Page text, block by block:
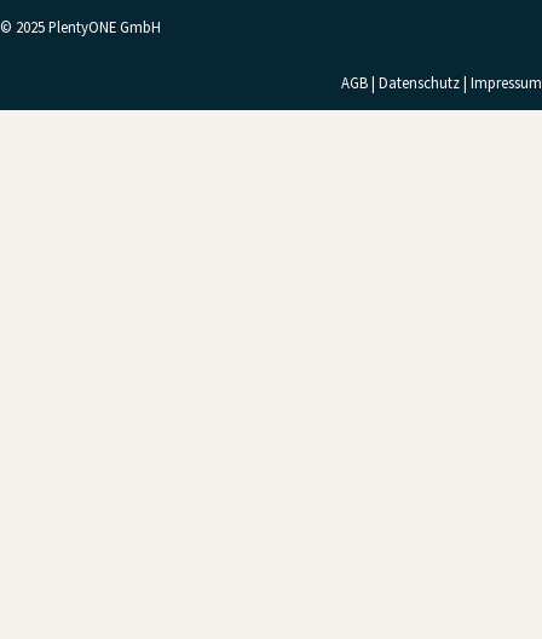
© 2025PlentyONE GmbH
AGB| Datenschutz| Impressum